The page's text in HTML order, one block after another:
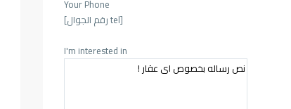
Your Phone
[tel رقم الجوال]
I'm interested in